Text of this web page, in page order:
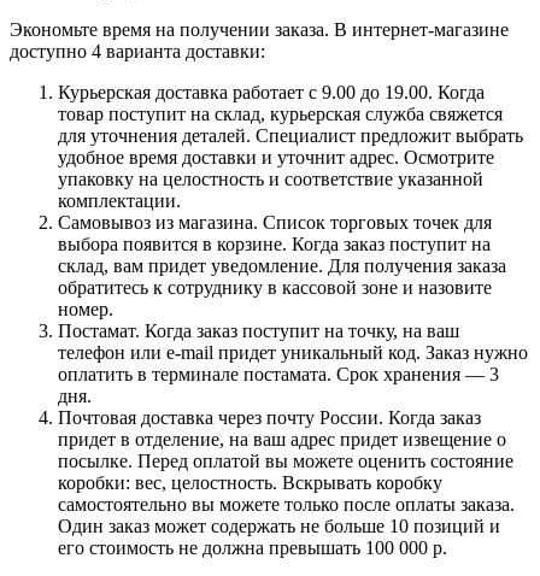
Экономьте время на получении заказа. В интернет-магазине
доступно 4 варианта доставки:
Курьерская доставка работает с 9.00 до 19.00. Когда
товар поступит на склад, курьерская служба свяжется
для уточнения деталей. Специалист предложит выбрать
удобное время доставки и уточнит адрес. Осмотрите
упаковку на целостность и соответствие указанной
комплектации.
Самовывоз из магазина. Список торговых точек для
выбора появится в корзине. Когда заказ поступит на
склад, вам придет уведомление. Для получения заказа
обратитесь к сотруднику в кассовой зоне и назовите
номер.
Постамат. Когда заказ поступит на точку, на ваш
телефон или e-mail придет уникальный код. Заказ нужно
оплатить в терминале постамата. Срок хранения — 3
дня.
Почтовая доставка через почту России. Когда заказ
придет в отделение, на ваш адрес придет извещение о
посылке. Перед оплатой вы можете оценить состояние
коробки: вес, целостность. Вскрывать коробку
самостоятельно вы можете только после оплаты заказа.
Один заказ может содержать не больше 10 позиций и
его стоимость не должна превышать 100 000 р.